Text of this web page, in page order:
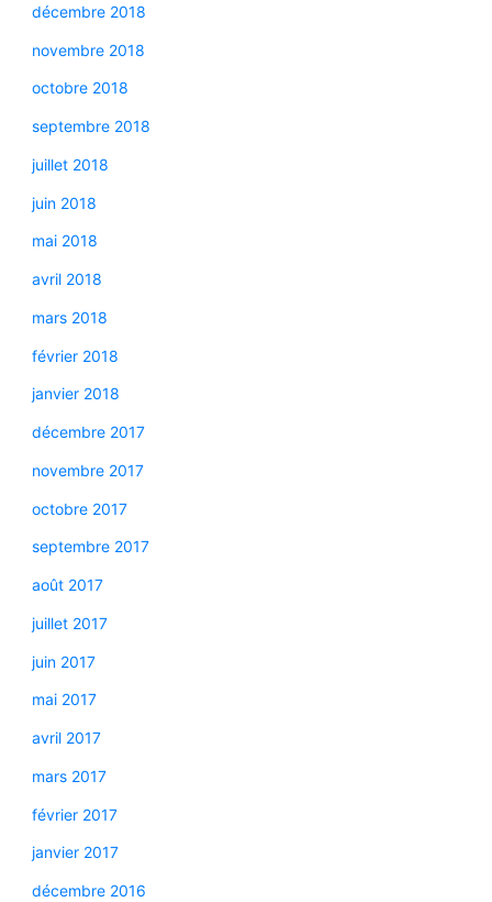
décembre 2018
novembre 2018
octobre 2018
septembre 2018
juillet 2018
juin 2018
mai 2018
avril 2018
mars 2018
février 2018
janvier 2018
décembre 2017
novembre 2017
octobre 2017
septembre 2017
août 2017
juillet 2017
juin 2017
mai 2017
avril 2017
mars 2017
février 2017
janvier 2017
décembre 2016